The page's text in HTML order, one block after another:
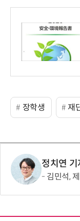
장학생 재
정치연 기
김민석, 제주·